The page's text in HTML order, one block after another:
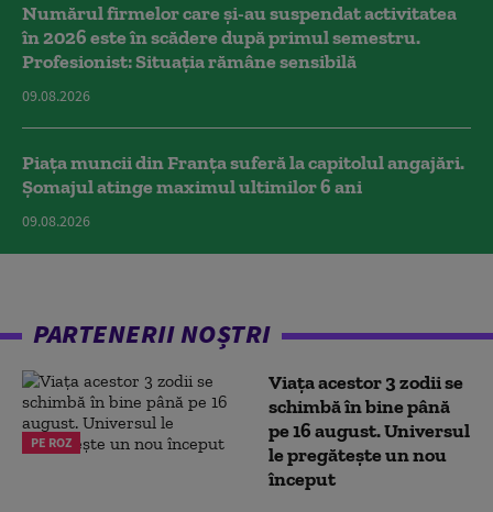
Numărul firmelor care și-au suspendat activitatea
în 2026 este în scădere după primul semestru.
Profesionist: Situația rămâne sensibilă
09.08.2026
Piața muncii din Franța suferă la capitolul angajări.
Șomajul atinge maximul ultimilor 6 ani
09.08.2026
PARTENERII NOȘTRI
PE ROZ
Viața acestor 3 zodii se
schimbă în bine până
pe 16 august. Universul
le pregătește un nou
început